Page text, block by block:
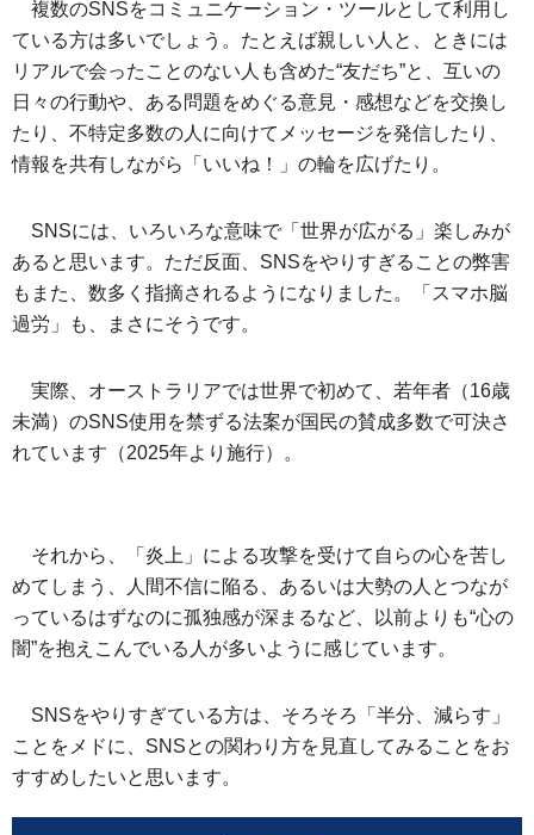
複数のSNSをコミュニケーション・ツールとして利用し
ている方は多いでしょう。たとえば親しい人と、ときには
リアルで会ったことのない人も含めた“友だち”と、互いの
日々の行動や、ある問題をめぐる意見・感想などを交換し
たり、不特定多数の人に向けてメッセージを発信したり、
情報を共有しながら「いいね！」の輪を広げたり。
SNSには、いろいろな意味で「世界が広がる」楽しみが
あると思います。ただ反面、SNSをやりすぎることの弊害
もまた、数多く指摘されるようになりました。「スマホ脳
過労」も、まさにそうです。
実際、オーストラリアでは世界で初めて、若年者（16歳
未満）のSNS使用を禁ずる法案が国民の賛成多数で可決さ
れています（2025年より施行）。
それから、「炎上」による攻撃を受けて自らの心を苦し
めてしまう、人間不信に陥る、あるいは大勢の人とつなが
っているはずなのに孤独感が深まるなど、以前よりも“心の
闇”を抱えこんでいる人が多いように感じています。
SNSをやりすぎている方は、そろそろ「半分、減らす」
ことをメドに、SNSとの関わり方を見直してみることをお
すすめしたいと思います。